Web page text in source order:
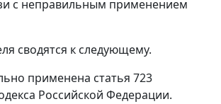
с неправильным применением
сводятся к следующему.
применена статья 723
Российской Федерации.